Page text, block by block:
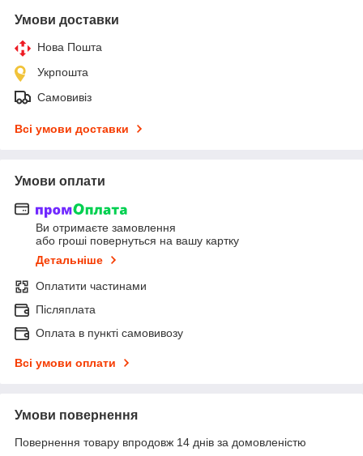
Умови доставки
Нова Пошта
Укрпошта
Самовивіз
Всі умови доставки
Умови оплати
Ви отримаєте замовлення
або гроші повернуться на вашу картку
Детальніше
Оплатити частинами
Післяплата
Оплата в пункті самовивозу
Всі умови оплати
Умови повернення
Повернення товару впродовж 14 днів за домовленістю